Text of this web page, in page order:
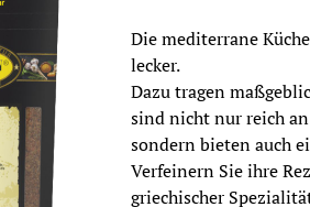
Die mediterrane
lecker.
Dazu tragen
sind nicht nur reich
sondern bieten auch
Verfeinern Sie ihre
griechischer